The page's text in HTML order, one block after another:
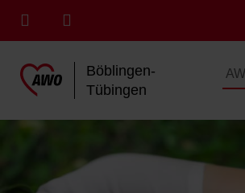
Böblingen-
Tübingen